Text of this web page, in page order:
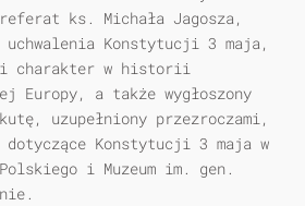
ks. Michała Jagosza,
uchwalenia Konstytucji 3 maja,
charakter w historii
Europy, a także wygłoszony
uzupełniony przezroczami,
Konstytucji 3 maja w
i Muzeum im. gen.